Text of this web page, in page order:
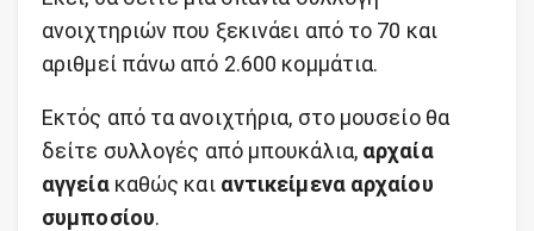
ανοιχτηριών που ξεκινάει από το 70 και
αριθμεί πάνω από 2.600 κομμάτια.
Εκτός από τα ανοιχτήρια, στο μουσείο θα
δείτε συλλογές από μπουκάλια, αρχαία
αγγείακαθώς και αντικείμενα αρχαίου
συμποσίου.